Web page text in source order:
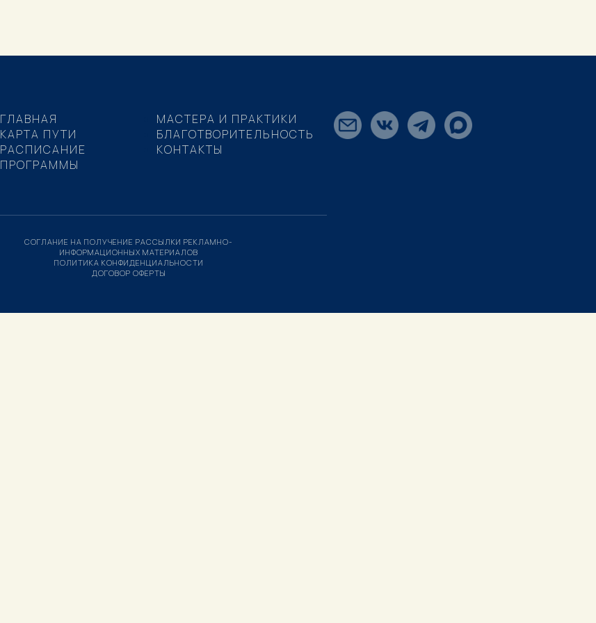
ГЛАВНАЯ
КАРТА ПУТИ
РАСПИСАНИЕ
ПРОГРАММЫ
МАСТЕРА И ПРАКТИКИ
БЛАГОТВОРИТЕЛЬНОСТЬ
КОНТАКТЫ
СОГЛАНИЕ НА ПОЛУЧЕНИЕ РАССЫЛКИ РЕКЛАМНО-
ИНФОРМАЦИОННЫХ МАТЕРИАЛОВ
ПОЛИТИКА КОНФИДЕНЦИАЛЬНОСТИ
ДОГОВОР ОФЕРТЫ